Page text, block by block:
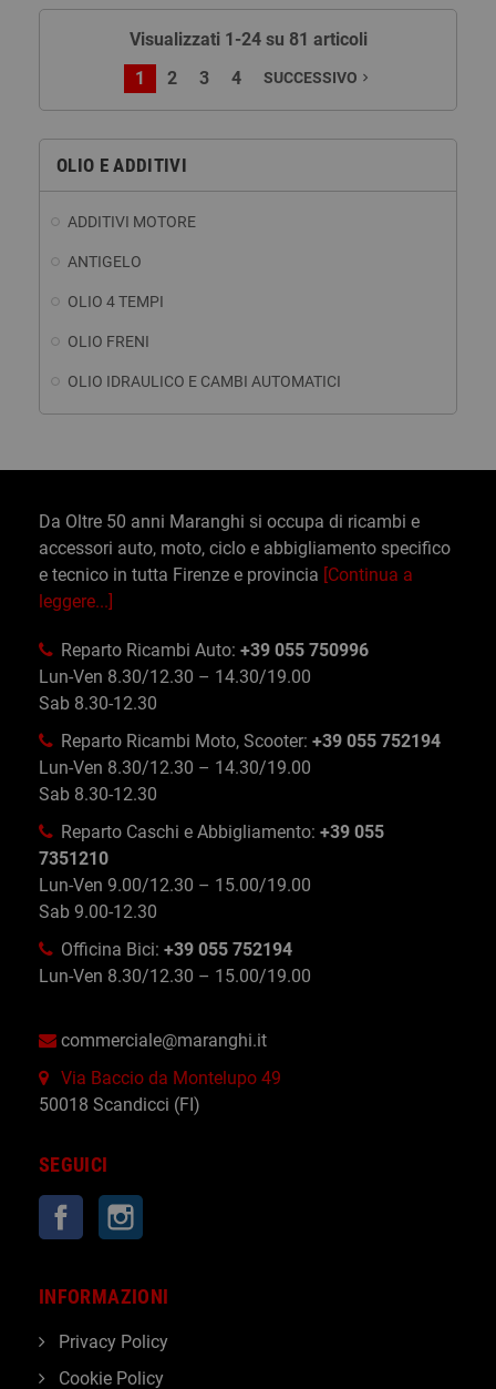
OLIO E ADDITIVI
ADDITIVI MOTORE
ANTIGELO
OLIO 4 TEMPI
OLIO FRENI
OLIO IDRAULICO E CAMBI AUTOMATICI
Visualizzati 1-24 su 81 articoli
1
2 3 4 SUCCESSIVO navigate_next
Da Oltre 50 anni Maranghi si occupa di ricambi e
accessori auto, moto, ciclo e abbigliamento specifico
e tecnico in tutta Firenze e provincia [Continua a
leggere...]
Reparto Ricambi Auto: +39 055 750996
Lun-Ven 8.30/12.30 – 14.30/19.00
Sab 8.30-12.30
Reparto Ricambi Moto, Scooter: +39 055 752194
Lun-Ven 8.30/12.30 – 14.30/19.00
Sab 8.30-12.30
Reparto Caschi e Abbigliamento: +39 055
7351210
Lun-Ven 9.00/12.30 – 15.00/19.00
Sab 9.00-12.30
Officina Bici: +39 055 752194
Lun-Ven 8.30/12.30 – 15.00/19.00
commerciale@maranghi.it
Via Baccio da Montelupo 49
50018 Scandicci (FI)
SEGUICI
Facebook
INFORMAZIONI
Privacy Policy
Cookie Policy